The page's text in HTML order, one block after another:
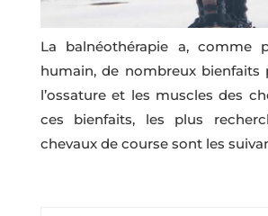
La balnéothérapie a, comme
humain, de nombreux bienfaits
l’ossature et les muscles des
ces bienfaits, les plus
chevaux de course sont les